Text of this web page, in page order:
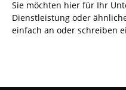
Sie möchten hier für Ihr
Dienstleistung oder
einfach an oder schreiben